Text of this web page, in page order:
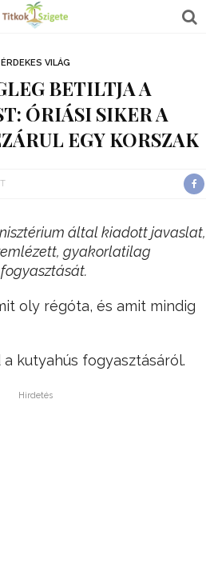
ÉRDEKES VILÁG
BETILTJA A
ÓRIÁSI SIKER A
EGY KORSZAK
által kiadott javaslat,
gyakorlatilag
oly régóta, és amit mindig
kutyahús fogyasztásáról.
Hirdetés